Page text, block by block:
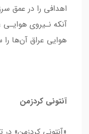
اﻫﺪاﻓﯽ را در ﻋﻤﻖ
آنکه ﻧـﯿﺮوی
ﻫﻮاﯾﯽ ﻋﺮاق آنﻫﺎ را
آنتونی کردزمن